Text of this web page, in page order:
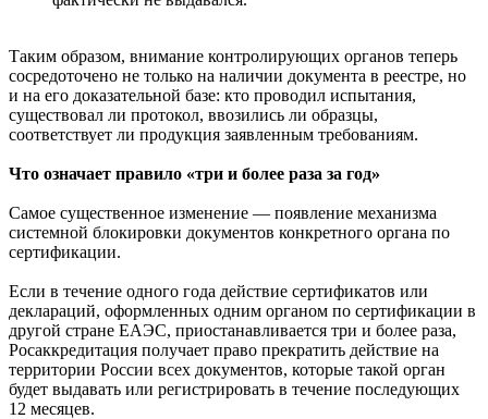
Таким образом, внимание контролирующих органов теперь
сосредоточено не только на наличии документа в реестре, но
и на его доказательной базе: кто проводил испытания,
существовал ли протокол, ввозились ли образцы,
соответствует ли продукция заявленным требованиям.
Что означает правило «три и более раза за год»
Самое существенное изменение — появление механизма
системной блокировки документов конкретного органа по
сертификации.
Если в течение одного года действие сертификатов или
деклараций, оформленных одним органом по сертификации в
другой стране ЕАЭС, приостанавливается три и более раза,
Росаккредитация получает право прекратить действие на
территории России всех документов, которые такой орган
будет выдавать или регистрировать в течение последующих
12 месяцев.